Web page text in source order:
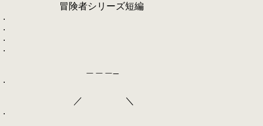
冒険者シリーズ短編
.
.
.
.
.
／ ＼
.